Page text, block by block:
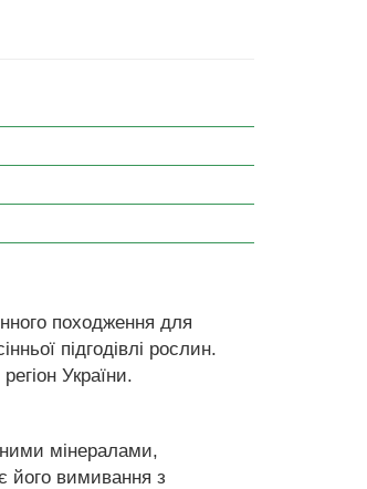
походження для
підгодівлі рослин.
України.
мінералами,
його вимивання з